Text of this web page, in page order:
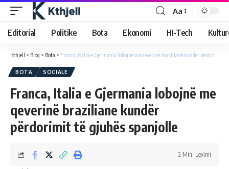
Aa
Editorial Politike Bota Ekonomi HI-Tech
Kthjell > Blog > Bota > Franca, Italia e Gjermania lobojnë me qeverinë braziliane kundër përdorimit të gjuhës spanjolle
BOTA SOCIALE
Franca, Italia e Gjermania lobojnë me
qeverinë braziliane kundër
përdorimit të gjuhës spanjolle
2 Min. Leximi